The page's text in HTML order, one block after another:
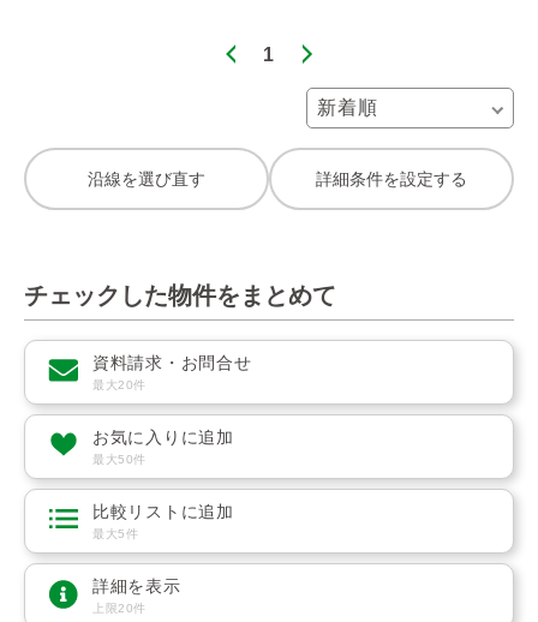
1
沿線を選び直す 詳細条件を設定する
チェックした物件をまとめて
資料請求・お問合せ
最大20件
お気に入りに追加
最大50件
比較リストに追加
最大5件
詳細を表示
上限20件